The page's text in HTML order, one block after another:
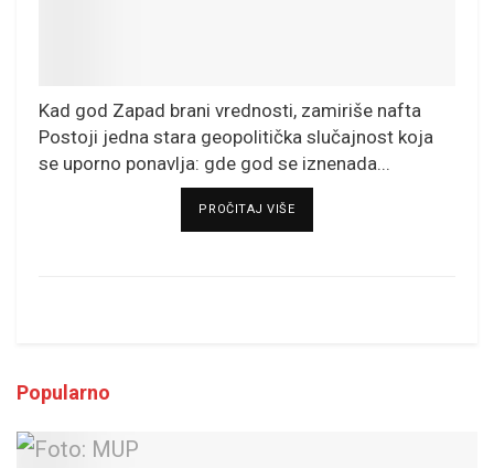
Kad god Zapad brani vrednosti, zamiriše nafta
Postoji jedna stara geopolitička slučajnost koja
se uporno ponavlja: gde god se iznenada...
PROČITAJ VIŠEDETAILS
Popularno